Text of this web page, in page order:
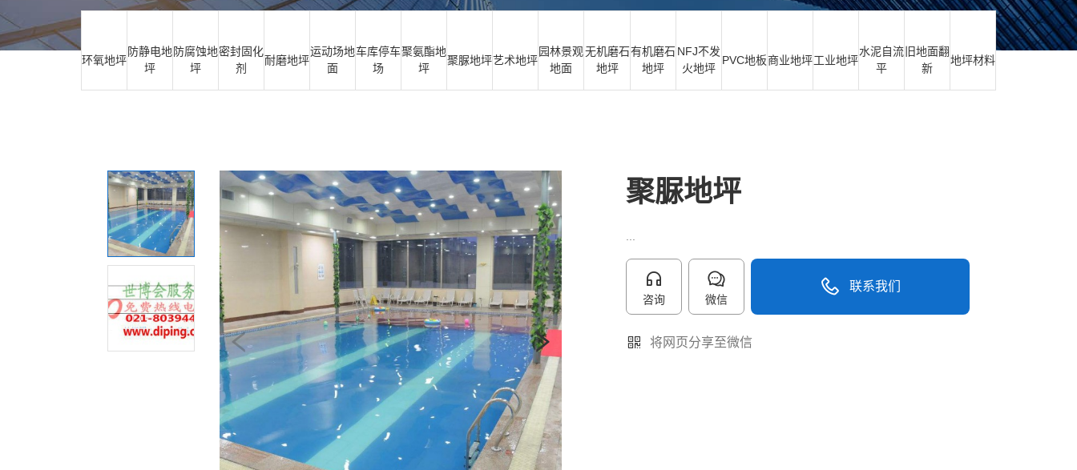
环氧地坪
防静电地
坪
防腐蚀地
坪
密封固化
剂
耐磨地坪
运动场地
面
车库停车
场
聚氨酯地
坪
聚脲地坪艺术地坪
园林景观
地面
无机磨石
地坪
有机磨石
地坪
NFJ不发
火地坪
PVC地板商业地坪工业地坪
水泥自流
平
旧地面翻
新
地坪材料
聚脲地坪
咨询 微信
联系我们
将网页分享至微信